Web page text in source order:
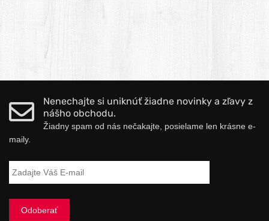
Nenechajte si uniknúť žiadne novinky a zľavy z
nášho obchodu.
Žiadny spam od nás nečakajte, posielame len krásne e-
maily.